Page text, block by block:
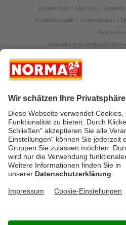
Datenschutz
Über uns
Auszeichnungen
Versandstatus
Copyright © by NORMA24